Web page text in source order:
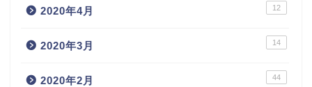
2020年4月 12
2020年3月 14
2020年2月 44